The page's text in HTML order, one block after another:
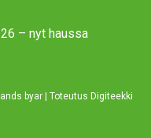
– nyt haussa
byar | Toteutus Digiteekki